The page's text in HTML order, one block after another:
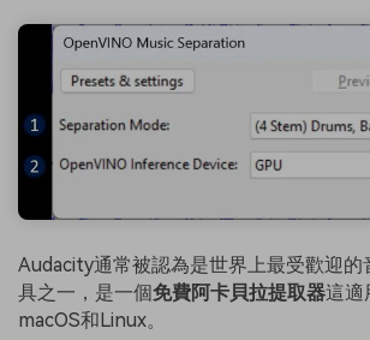
Audacity通常被認為是世界上最受歡迎的
具之一，是一個免費阿卡貝拉提取器這適
macOS和Linux。